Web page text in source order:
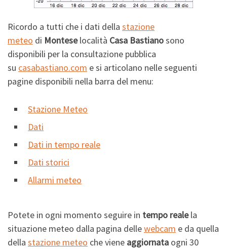
Ricordo a tutti che i dati della stazione
meteo di Monteselocalità Casa Bastianosono
disponibili per la consultazione pubblica
su casabastiano.com e si articolano nelle seguenti
pagine disponibili nella barra del menu:
Stazione Meteo
Dati
Dati in tempo reale
Dati storici
Allarmi meteo
Potete in ogni momento seguire in tempo realela
situazione meteo dalla pagina dellewebcam e da quella
della stazione meteo che viene aggiornata ogni 30